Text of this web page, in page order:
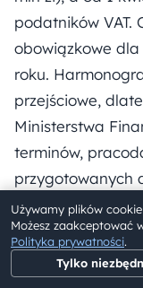
podatników VAT.
obowiązkowe dla
roku.
przejściowe,
Ministerstwa
terminów,
przygotowanych
Jak
2026?
Używamy plików
Możesz zaakceptować
Polityka prywatności.
Tylko